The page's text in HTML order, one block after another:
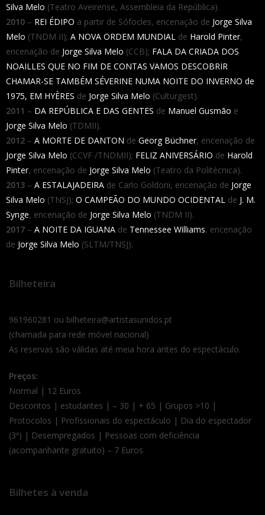
Silva Melo (Teatro Aveirense, Assembleia da República).
2010 – REI ÉDIPO a partir de Sófocles, encenação de Jorge Silva
Melo (TNDM II); A NOVA ORDEM MUNDIAL de Harold Pinter,
encenação de Jorge Silva Melo (CCB); FALA DA CRIADA DOS
NOAILLES QUE NO FIM DE CONTAS VAMOS DESCOBRIR
CHAMAR-SE TAMBÉM SÉVERINE NUMA NOITE DO INVERNO de
1975, EM HYÈRES de Jorge Silva Melo (Culturgest).
2011 – DA REPÚBLICA E DAS GENTES de Manuel Gusmão e
Jorge Silva Melo (TDMII).
2012 – A MORTE DE DANTON de Georg Büchner, encenação de
Jorge Silva Melo (CCVF /TNDMII); FELIZ ANIVERSÁRIO de Harold
Pinter, encenação de Jorge Silva Melo (Teatro da Politécnica).
2013 – A ESTALAJADEIRA de Carlo Goldoni, encenação de Jorge
Silva Melo (TNSJ); O CAMPEÃO DO MUNDO OCIDENTAL de J. M.
Synge, encenação de Jorge Silva Melo (TNDM II).
2017 – A NOITE DA IGUANA de Tennessee Williams, encenação
de Jorge Silva Melo (SLTM/TNSJ).
Bilheteira
961960281 ou bilheteira@artistasunidos.pt
(chamada para rede móvel nacional)
As reservas são válidas até meia hora antes do espectáculo.
Preços:
Normal | 12 Euros
Descontos | estudantes | – 30 | + 65 | Grupos >10 |
Protocolos | Profissionais do espectáculo | Dia do espectador
(3ª) | Desempregados | Pessoas com deficiência
(acompanhante gratuito) – 7 Euros
Bilhetes à venda